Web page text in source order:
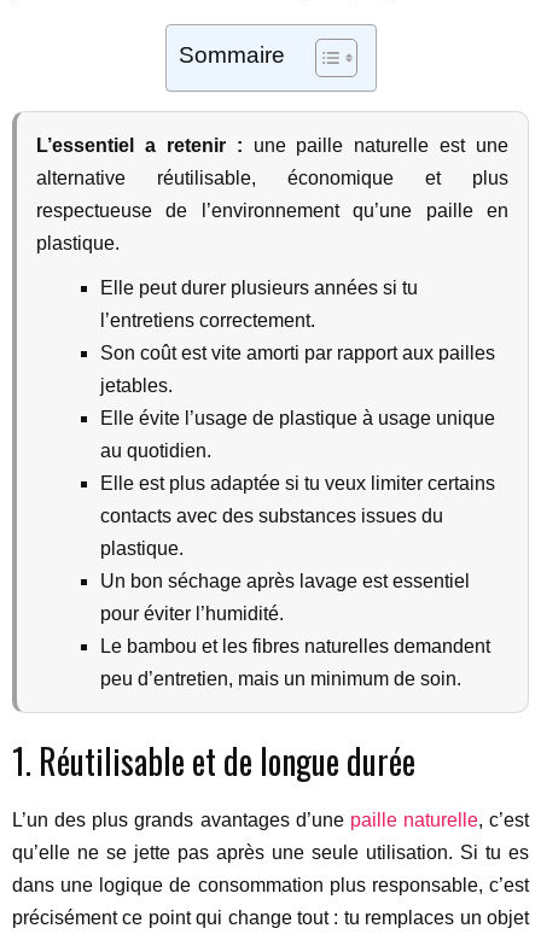
Sommaire
L’essentiel a retenir : une paille naturelle est une
alternative réutilisable, économique et plus
respectueuse de l’environnement qu’une paille en
plastique.
Elle peut durer plusieurs années si tu
l’entretiens correctement.
Son coût est vite amorti par rapport aux pailles
jetables.
Elle évite l’usage de plastique à usage unique
au quotidien.
Elle est plus adaptée si tu veux limiter certains
contacts avec des substances issues du
plastique.
Un bon séchage après lavage est essentiel
pour éviter l’humidité.
Le bambou et les fibres naturelles demandent
peu d’entretien, mais un minimum de soin.
1. Réutilisable et de longue durée
L’un des plus grands avantages d’une paille naturelle, c’est
qu’elle ne se jette pas après une seule utilisation. Si tu es
dans une logique de consommation plus responsable, c’est
précisément ce point qui change tout : tu remplaces un objet